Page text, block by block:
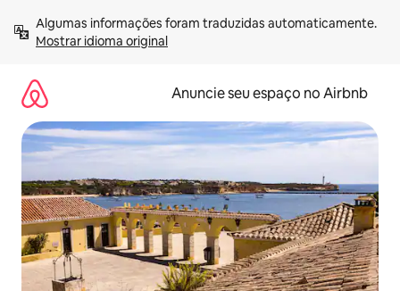
para
Mostrar idioma original
Anuncie seu espaço no Airbnb